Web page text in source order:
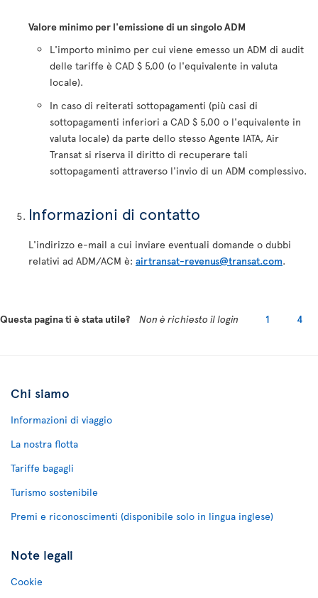
Valore minimo per l'emissione di un singolo ADM
L'importo minimo per cui viene emesso un ADM di audit
delle tariffe è CAD $ 5,00 (o l'equivalente in valuta
locale).
In caso di reiterati sottopagamenti (più casi di
sottopagamenti inferiori a CAD $ 5,00 o l'equivalente in
valuta locale) da parte dello stesso Agente IATA, Air
Transat si riserva il diritto di recuperare tali
sottopagamenti attraverso l'invio di un ADM complessivo.
Informazioni di contatto
L'indirizzo e-mail a cui inviare eventuali domande o dubbi
relativi ad ADM/ACM è: airtransat-revenus@transat.com.
Questa pagina ti è stata utile? Non è richiesto il login 1 4
Chi siamo
Informazioni di viaggio
La nostra flotta
Tariffe bagagli
Turismo sostenibile
Premi e riconoscimenti (disponibile solo in lingua inglese)
Note legali
Cookie